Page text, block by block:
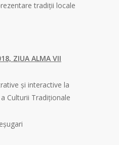
tradiţii locale
ZIUA ALMA VII
şi interactive la
Culturii Tradiţionale